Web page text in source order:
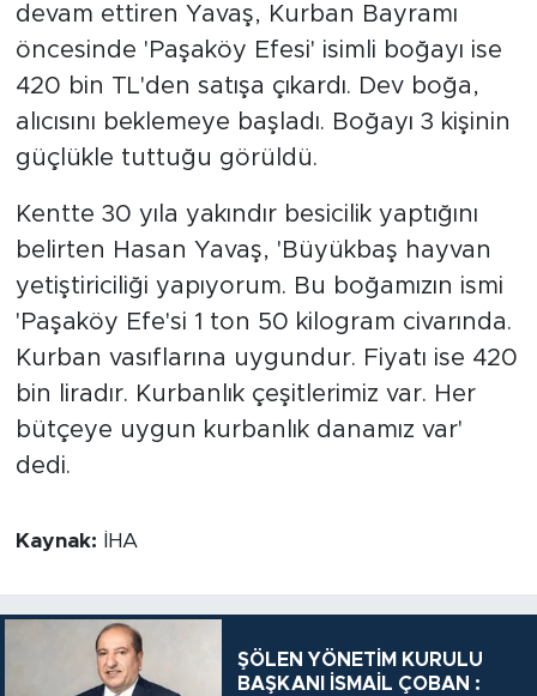
devam ettiren Yavaş, Kurban Bayramı
öncesinde 'Paşaköy Efesi' isimli boğayı ise
420 bin TL'den satışa çıkardı. Dev boğa,
alıcısını beklemeye başladı. Boğayı 3 kişinin
güçlükle tuttuğu görüldü.
Kentte 30 yıla yakındır besicilik yaptığını
belirten Hasan Yavaş, 'Büyükbaş hayvan
yetiştiriciliği yapıyorum. Bu boğamızın ismi
'Paşaköy Efe'si 1 ton 50 kilogram civarında.
Kurban vasıflarına uygundur. Fiyatı ise 420
bin liradır. Kurbanlık çeşitlerimiz var. Her
bütçeye uygun kurbanlık danamız var'
dedi.
Kaynak: İHA
ŞÖLEN YÖNETİM KURULU
BAŞKANI İSMAİL ÇOBAN :